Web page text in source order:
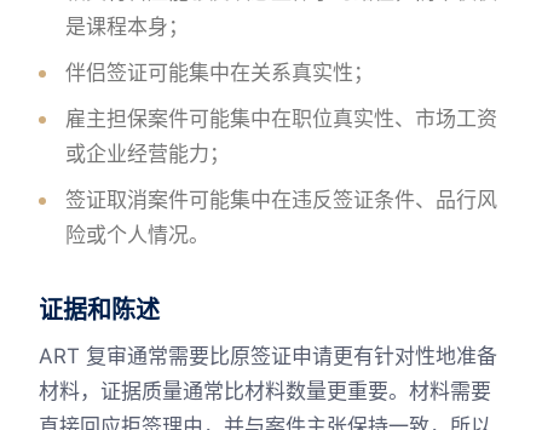
是课程本身；
伴侣签证可能集中在关系真实性；
雇主担保案件可能集中在职位真实性、市场工资
或企业经营能力；
签证取消案件可能集中在违反签证条件、品行风
险或个人情况。
证据和陈述
ART 复审通常需要比原签证申请更有针对性地准备
材料，证据质量通常比材料数量更重要。材料需要